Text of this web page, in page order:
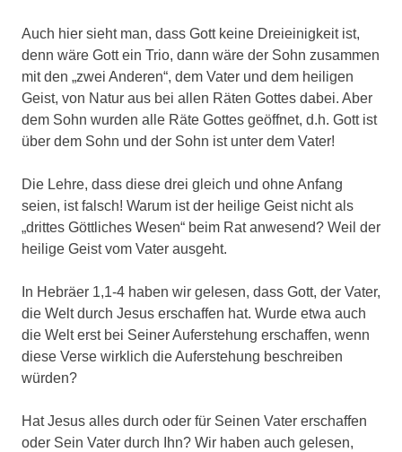
Auch hier sieht man, dass Gott keine Dreieinigkeit ist,
denn wäre Gott ein Trio, dann wäre der Sohn zusammen
mit den „zwei Anderen“, dem Vater und dem heiligen
Geist, von Natur aus bei allen Räten Gottes dabei. Aber
dem Sohn wurden alle Räte Gottes geöffnet, d.h. Gott ist
über dem Sohn und der Sohn ist unter dem Vater!
Die Lehre, dass diese drei gleich und ohne Anfang
seien, ist falsch! Warum ist der heilige Geist nicht als
„drittes Göttliches Wesen“ beim Rat anwesend? Weil der
heilige Geist vom Vater ausgeht.
In Hebräer 1,1-4 haben wir gelesen, dass Gott, der Vater,
die Welt durch Jesus erschaffen hat. Wurde etwa auch
die Welt erst bei Seiner Auferstehung erschaffen, wenn
diese Verse wirklich die Auferstehung beschreiben
würden?
Hat Jesus alles durch oder für Seinen Vater erschaffen
oder Sein Vater durch Ihn? Wir haben auch gelesen,